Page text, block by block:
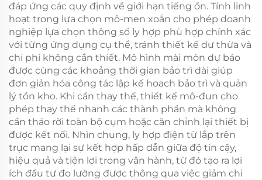
đáp ứng các quy định về giới hạn tiếng ồn. Tính linh
hoạt trong lựa chọn mô-men xoắn cho phép doanh
nghiệp lựa chọn thông số ly hợp phù hợp chính xác
với từng ứng dụng cụ thể, tránh thiết kế dư thừa và
chi phí không cần thiết. Mô hình mài mòn dự báo
được cùng các khoảng thời gian bảo trì dài giúp
đơn giản hóa công tác lập kế hoạch bảo trì và quản
lý tồn kho. Khi cần thay thế, thiết kế mô-đun cho
phép thay thế nhanh các thành phần mà không
cần tháo rời toàn bộ cụm hoặc căn chỉnh lại thiết bị
được kết nối. Nhìn chung, ly hợp điện từ lắp trên
trục mang lại sự kết hợp hấp dẫn giữa độ tin cậy,
hiệu quả và tiện lợi trong vận hành, từ đó tạo ra lợi
ích đầu tư đo lường được thông qua việc giảm chi